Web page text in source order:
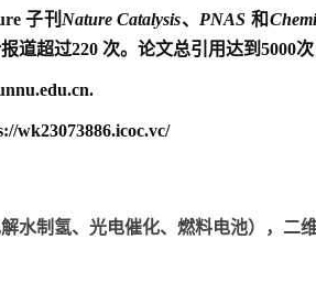
子刊 Nature Catalysis、 PNAS 和
道超过220 次。论文总引用达到 5000次
wk23073886.icoc.vc/
水制氢、光电催化、燃料电池），二